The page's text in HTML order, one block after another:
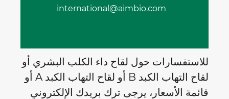
international@aimbio.com
للاستفسارات حول لقاح داء الكلب البشري أو
لقاح التهاب الكبد B أو لقاح التهاب الكبد A أو
قائمة الأسعار، يرجى ترك بريدك الإلكتروني